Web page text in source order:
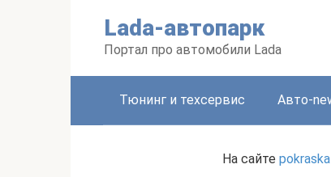
Lada-автопарк
Портал про автомобили Lada
Тюнинг и техсервис Авто-
На сайте